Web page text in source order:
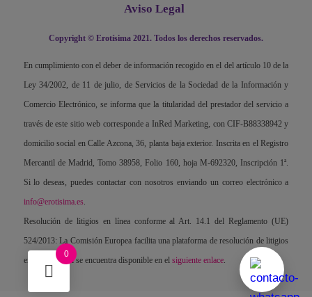
Aviso Legal
Copyright © Erotísima 2021. Todos los derechos reservados.
En cumplimiento con el deber de información recogido en el del artículo 10 de la
Ley 34/2002, de 11 de julio, de Servicios de la Sociedad de la Información y
Comercio Electrónico, se informa que la titularidad del prestador del servicio a
través de este sitio web corresponde a InRed Marketing, con CIF-B88338942 y
domicilio social en Calle Azcona, 36, planta baja exterior. Inscrita en el Registro
Mercantil de Madrid, Tomo 38958, Folio 160, hoja M-692320, Inscripción 1ª.
Si lo deseas, puedes contactar con nosotros enviando un correo electrónico a
info@erotisima.es
Resolución de litigios en línea conforme al Art. 14.1 del Reglamento (UE)
524/2013: La Comisión Europea facilita una plataforma de resolución de litigios
en línea, la cual se encuentra disponible en el siguiente enlace.
0